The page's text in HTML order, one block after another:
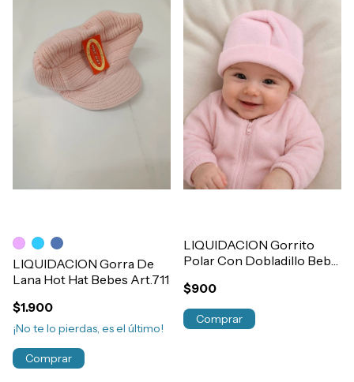
LIQUIDACION Gorra De
Lana Hot Hat Bebes Art.711
$1.900
¡No te lo pierdas, es el último!
Comprar
LIQUIDACION Gorrito
Polar Con Dobladillo Bebe
$900
Comprar